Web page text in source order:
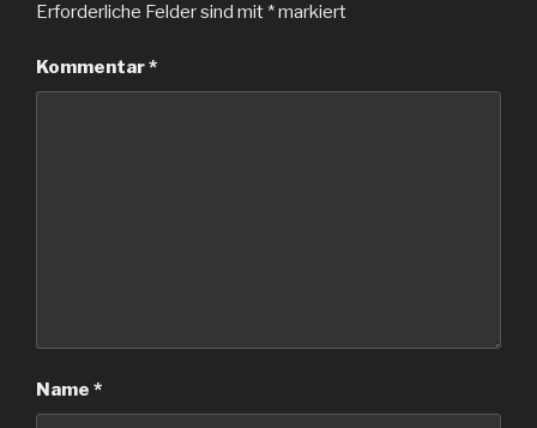
Erforderliche Felder sind mit *markiert
Kommentar*
Name *